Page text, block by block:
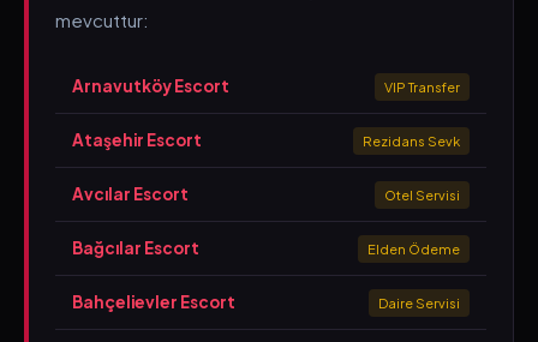
mevcuttur:
Arnavutköy Escort VIP Transfer
Ataşehir Escort Rezidans Sevk
Avcılar Escort Otel Servisi
Bağcılar Escort Elden Ödeme
Bahçelievler Escort Daire Servisi